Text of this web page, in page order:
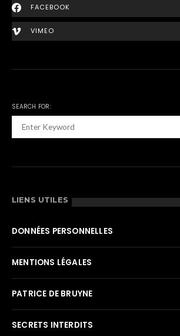
FACEBOOK
VIMEO
SEARCH FOR:
LIENS UTILES
DONNÉES PERSONNELLES
MENTIONS LÉGALES
PATRICE DE BRUYNE
SECRETS INTERDITS